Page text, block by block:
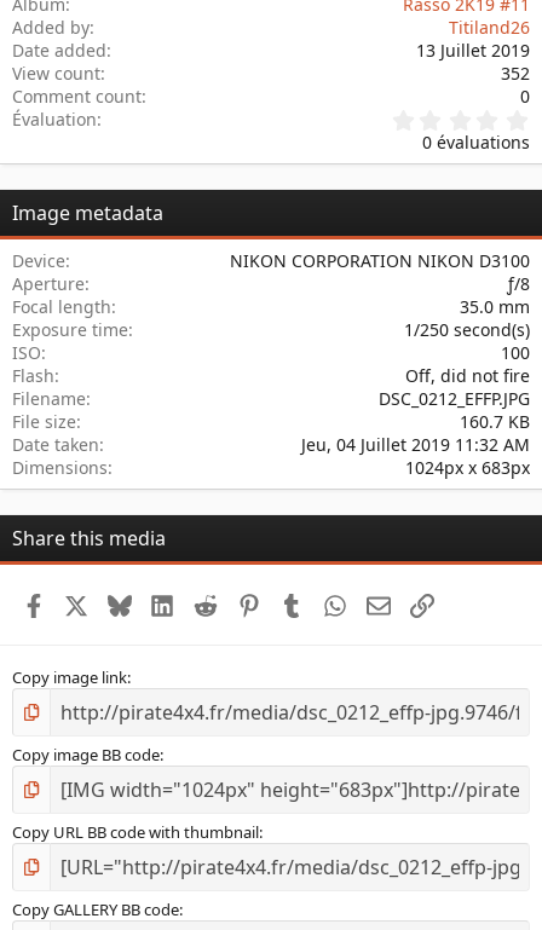
Album
Rasso 2K19 #11
Added by
Titiland26
Date added
13 Juillet 2019
View count
352
Comment count
0
Évaluation
0
é
o
i
l
e
s
)
0 évaluations
Image metadata
Device
NIKON CORPORATION NIKON D3100
Aperture
ƒ/8
Focal length
35.0 mm
Exposure time
1/250 second(s)
ISO
100
Flash
Off, did not fire
Filename
DSC_0212_EFFP.JPG
File size
160.7 KB
Date taken
Jeu, 04 Juillet 2019 11:32 AM
Dimensions
1024px x 683px
Share this media
Facebook BlueskyLinkedIn
Reddit PinterestTumblr WhatsApp
EmailLien
Copy image link
Copy image BB code
Copy URL BB code with thumbnail
Copy GALLERY BB code